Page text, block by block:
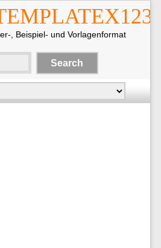
, Beispiel- und Vorlagenformat